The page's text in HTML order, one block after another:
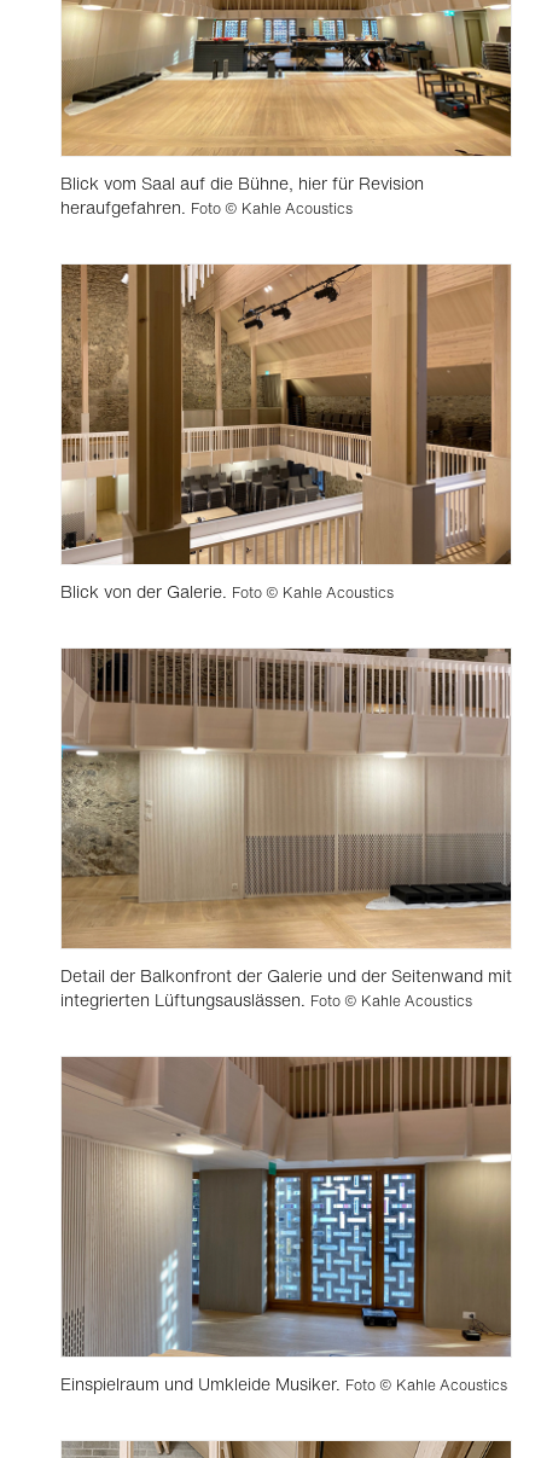
Blick vom Saal auf die Bühne, hier für Revision
heraufgefahren. Foto © Kahle Acoustics
Blick von der Galerie. Foto © Kahle Acoustics
Detail der Balkonfront der Galerie und der Seitenwand mit
integrierten Lüftungsauslässen. Foto © Kahle Acoustics
Einspielraum und Umkleide Musiker. Foto © Kahle Acoustics